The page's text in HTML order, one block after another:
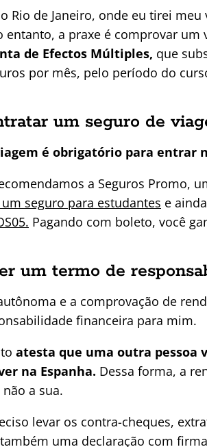
Rio de Janeiro, onde eu tirei
entanto, a praxe é comprovar um
de Efectos Múltiples, que
por mês, pelo período do
um seguro de
é obrigatório para entrar
a Seguros Promo,
seguro para estudantes e
Pagando com boleto, você
um termo de
e a comprovação de
financeira para mim.
atesta que uma outra pessoa
na Espanha. Dessa forma, a
a sua.
levar os contra-cheques,
uma declaração com